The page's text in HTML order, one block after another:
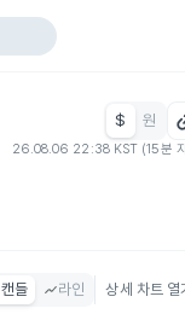
$ 원
26.08.06 22:38 KST (15분
캔들 라인 상세 차트 열